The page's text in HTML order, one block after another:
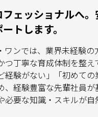
ェッショナルへ
トします。
ワンでは、業界未経験
つ丁寧な育成体制を整え
経験がない」「初めて
、経験豊富な先輩社員
必要な知識・スキルが